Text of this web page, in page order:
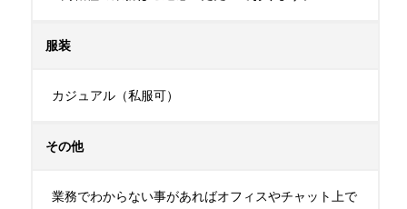
服装
カジュアル（私服可）
その他
業務でわからない事があればオフィスやチャット上で